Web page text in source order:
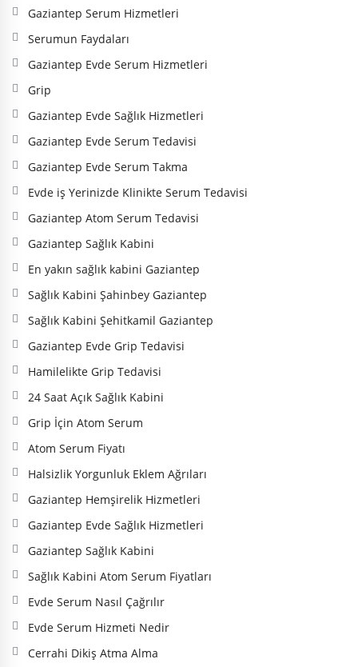
Gaziantep Serum Hizmetleri
Serumun Faydaları
Gaziantep Evde Serum Hizmetleri
Grip
Gaziantep Evde Sağlık Hizmetleri
Gaziantep Evde Serum Tedavisi
Gaziantep Evde Serum Takma
Evde iş Yerinizde Klinikte Serum Tedavisi
Gaziantep Atom Serum Tedavisi
Gaziantep Sağlık Kabini
En yakın sağlık kabini Gaziantep
Sağlık Kabini Şahinbey Gaziantep
Sağlık Kabini Şehitkamil Gaziantep
Gaziantep Evde Grip Tedavisi
Hamilelikte Grip Tedavisi
24 Saat Açık Sağlık Kabini
Grip İçin Atom Serum
Atom Serum Fiyatı
Halsizlik Yorgunluk Eklem Ağrıları
Gaziantep Hemşirelik Hizmetleri
Gaziantep Evde Sağlık Hizmetleri
Gaziantep Sağlık Kabini
Sağlık Kabini Atom Serum Fiyatları
Evde Serum Nasıl Çağrılır
Evde Serum Hizmeti Nedir
Cerrahi Dikiş Atma Alma